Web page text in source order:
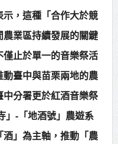
，這種「合作大於競
業區持續發展的關鍵
止於單一的音樂祭活
臺中與苗栗兩地的農
分署更於紅酒音樂祭
」-「地酒號」農遊系
」為主軸，推動「農